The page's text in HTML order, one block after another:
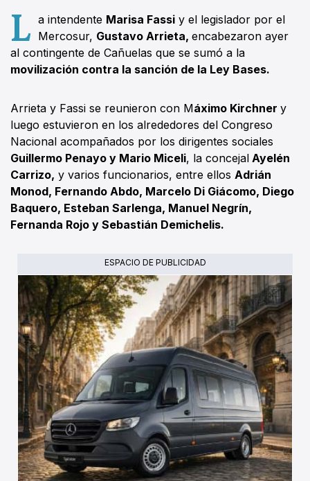
L a intendente Marisa Fassi y el legislador por el
Mercosur, Gustavo Arrieta,encabezaron ayer
al contingente de Cañuelas que se sumó a la
movilización contra la sanción de la Ley Bases.
Arrieta y Fassi se reunieron con Máximo Kirchner y
luego estuvieron en los alrededores del Congreso
Nacional acompañados por los dirigentes sociales
Guillermo Penayo y Mario Miceli, la concejal Ayelén
Carrizo, y varios funcionarios, entre ellos Adrián
Monod, Fernando Abdo, Marcelo Di Giácomo, Diego
Baquero, Esteban Sarlenga, Manuel Negrín,
Fernanda Rojo y Sebastián Demichelis.
ESPACIO DE PUBLICIDAD